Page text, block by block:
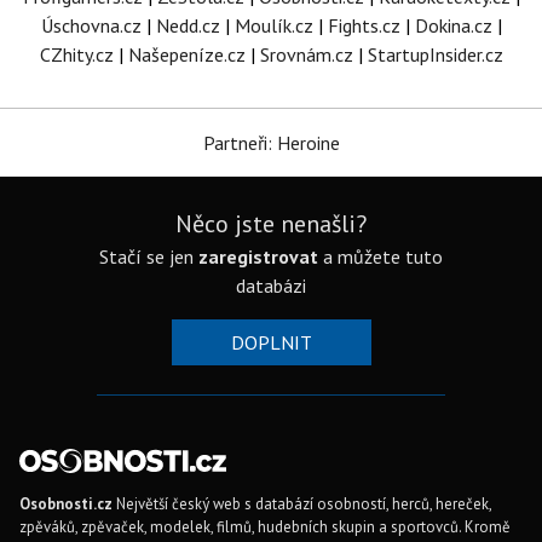
Úschovna.cz | Nedd.cz | Moulík.cz | Fights.cz | Dokina.cz |
CZhity.cz | Našepeníze.cz | Srovnám.cz | StartupInsider.cz
Partneři: Heroine
Něco jste nenašli?
Stačí se jen zaregistrovat a můžete tuto
databázi
DOPLNIT
Osobnosti.cz Největší český web s databází osobností, herců, hereček,
zpěváků, zpěvaček, modelek, filmů, hudebních skupin a sportovců. Kromě